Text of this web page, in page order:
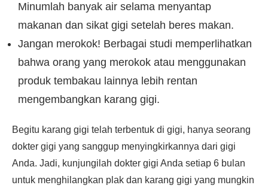
Minumlah banyak air selama menyantap
makanan dan sikat gigi setelah beres makan.
Jangan merokok! Berbagai studi memperlihatkan
bahwa orang yang merokok atau menggunakan
produk tembakau lainnya lebih rentan
mengembangkan karang gigi.
Begitu karang gigi telah terbentuk di gigi, hanya seorang
dokter gigi yang sanggup menyingkirkannya dari gigi
Anda. Jadi, kunjungilah dokter gigi Anda setiap 6 bulan
untuk menghilangkan plak dan karang gigi yang mungkin